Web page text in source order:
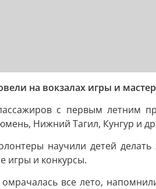
на вокзалах игры и
с первым летним
Нижний Тагил, Кунгур и
научили детей
игры и конкурсы.
все лето,